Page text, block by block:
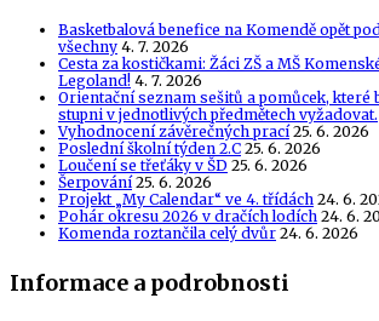
Basketbalová benefice na Komendě opět
všechny 4. 7. 2026
Cesta za kostičkami: Žáci ZŠ a MŠ
Legoland! 4. 7. 2026
Orientační seznam sešitů a pomůcek, které
stupni v jednotlivých předmětech vyžadovat.
Vyhodnocení závěrečných prací 25. 6. 2026
Poslední školní týden 2.C 25. 6. 2026
Loučení se třeťáky v ŠD 25. 6. 2026
Šerpování 25. 6. 2026
Projekt „My Calendar“ ve 4. třídách 24. 6.
Pohár okresu 2026 v dračích lodích 24. 6.
Komenda roztančila celý dvůr 24. 6. 2026
Informace a podrobnosti